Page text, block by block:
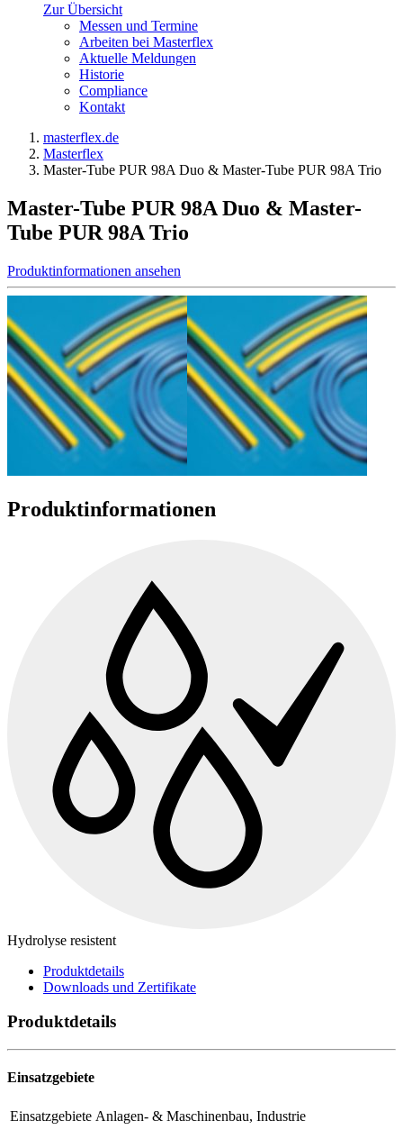
Zur Übersicht
Messen und Termine
Arbeiten bei Masterflex
Aktuelle Meldungen
Historie
Compliance
Kontakt
masterflex.de
Masterflex
Master-Tube PUR 98A Duo & Master-Tube PUR 98A Trio
Master-Tube PUR 98A Duo & Master-
Tube PUR 98A Trio
Produktinformationen ansehen
Produktinformationen
Hydrolyse resistent
Produktdetails
Downloads und Zertifikate
Produktdetails
Einsatzgebiete
Einsatzgebiete Anlagen- & Maschinenbau, Industrie